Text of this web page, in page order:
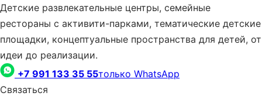
Детские развлекательные центры, семейные
рестораны с активити-парками, тематические детские
площадки, концептуальные пространства для детей, от
идеи до реализации.
+7 991 133 35 55только WhatsApp
Связаться